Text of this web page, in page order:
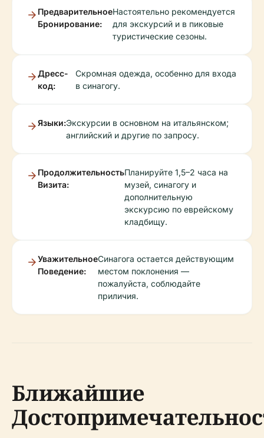
Предварительное
Бронирование:
Настоятельно рекомендуется
для экскурсий и в пиковые
туристические сезоны.
Дресс-
код:
Скромная одежда, особенно для входа
в синагогу.
Языки:Экскурсии в основном на итальянском;
английский и другие по запросу.
Продолжительность
Визита:
Планируйте 1,5–2 часа на
музей, синагогу и
дополнительную
экскурсию по еврейскому
кладбищу.
Уважительное
Поведение:
Синагога остается действующим
местом поклонения —
пожалуйста, соблюдайте
приличия.
Ближайшие